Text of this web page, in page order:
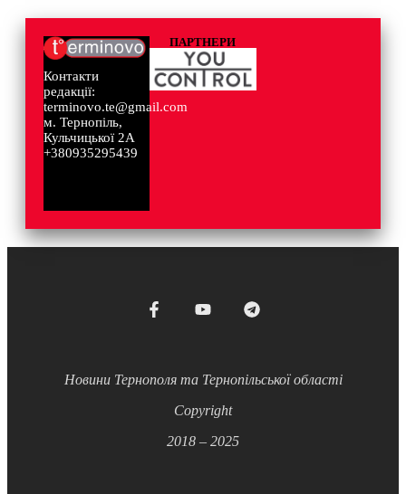
Контакти
редакції:
terminovo.te@gmail.com
м. Тернопіль,
Кульчицької 2А
+380935295439
ПАРТНЕРИ
Новини Тернополя та Тернопільської області
Copyright
2018 – 2025